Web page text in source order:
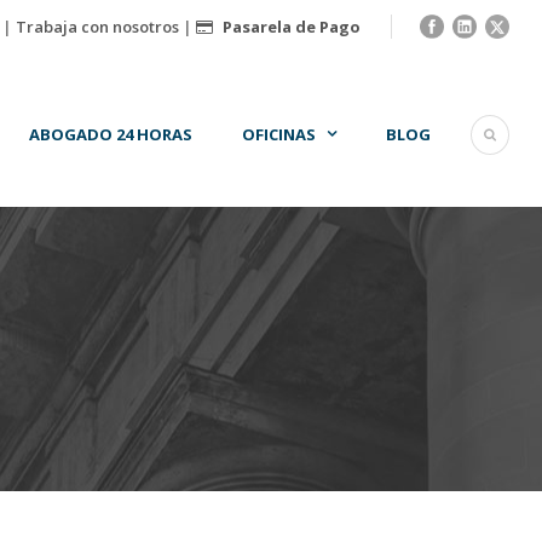
| Trabaja con nosotros | Pasarela de Pago
ABOGADO 24 HORAS OFICINAS BLOG